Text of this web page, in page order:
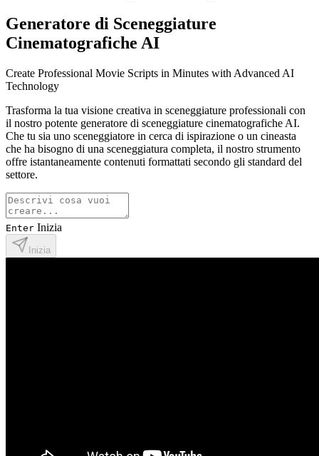
Generatore di Sceneggiature
Cinematografiche AI
Create Professional Movie Scripts in Minutes with Advanced AI
Technology
Trasforma la tua visione creativa in sceneggiature professionali con
il nostro potente generatore di sceneggiature cinematografiche AI.
Che tu sia uno sceneggiatore in cerca di ispirazione o un cineasta
che ha bisogno di una sceneggiatura completa, il nostro strumento
offre istantaneamente contenuti formattati secondo gli standard del
settore.
Enter Inizia
Inizia